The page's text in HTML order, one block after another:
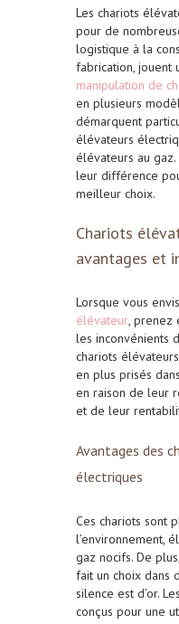
Les chariots
pour de
logistique à la
fabrication, jouent
manipulation de
en plusieurs
démarquent
élévateurs
élévateurs au
leur différence
meilleur choix.
Chariots
avantages et
Lorsque vous
élévateur, prenez
les inconvénients
chariots
en plus prisés
en raison de leur
et de leur
Avantages des
électriques
Ces chariots sont
l’environnement,
gaz nocifs. De
fait un choix dans
silence est d’or.
conçus pour une